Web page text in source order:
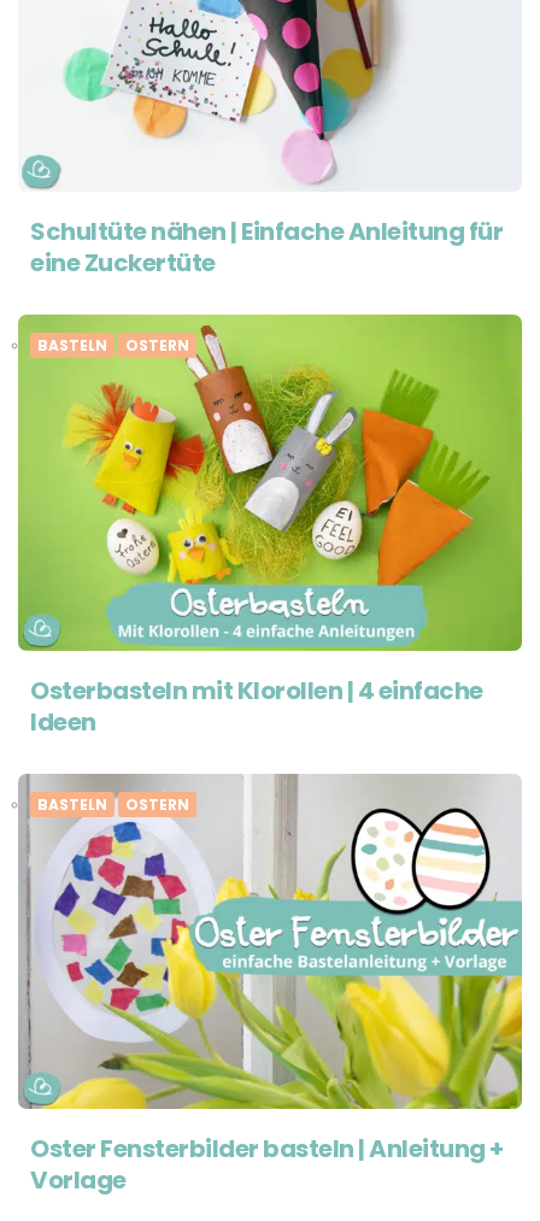
Schultüte nähen | Einfache Anleitung für
eine Zuckertüte
BASTELN OSTERN
Osterbasteln mit Klorollen | 4 einfache
Ideen
BASTELN OSTERN
Oster Fensterbilder basteln | Anleitung +
Vorlage